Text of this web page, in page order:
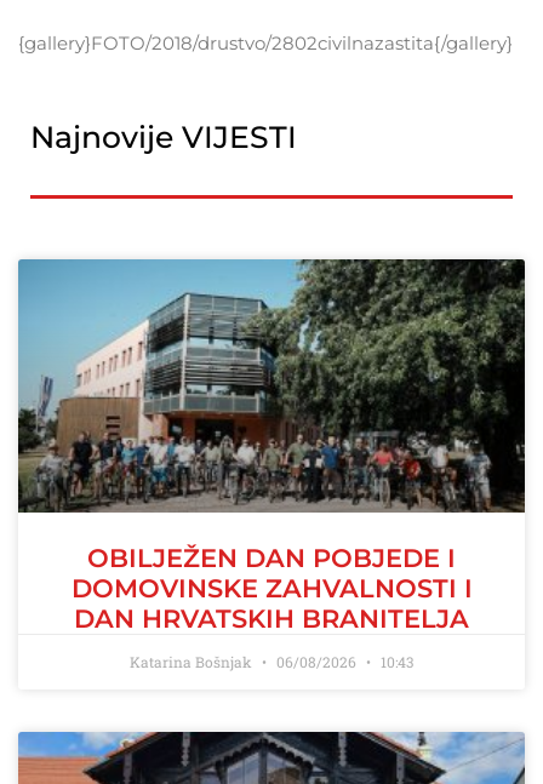
{gallery}FOTO/2018/drustvo/2802civilnazastita{/gallery}
Najnovije VIJESTI
OBILJEŽEN DAN POBJEDE I
DOMOVINSKE ZAHVALNOSTI I
DAN HRVATSKIH BRANITELJA
Katarina Bošnjak 06/08/2026 10:43